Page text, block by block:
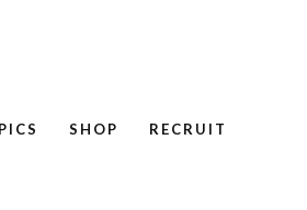
SHOP RECRUIT